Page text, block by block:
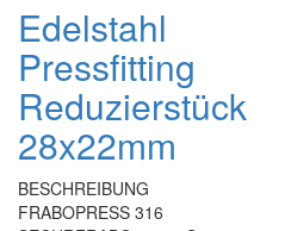
Edelstahl
Pressfitting
Reduzierstück
28x22mm
BESCHREIBUNG
FRABOPRESS 316